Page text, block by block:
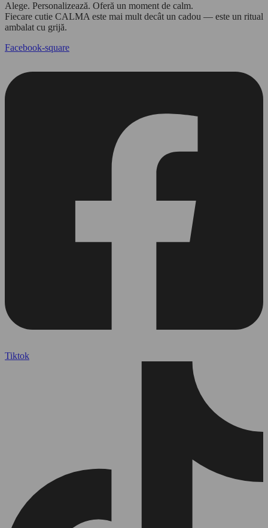
Alege. Personalizează. Oferă un moment de calm.
Fiecare cutie CALMA este mai mult decât un cadou — este un ritual
ambalat cu grijă.
Facebook-square
Tiktok